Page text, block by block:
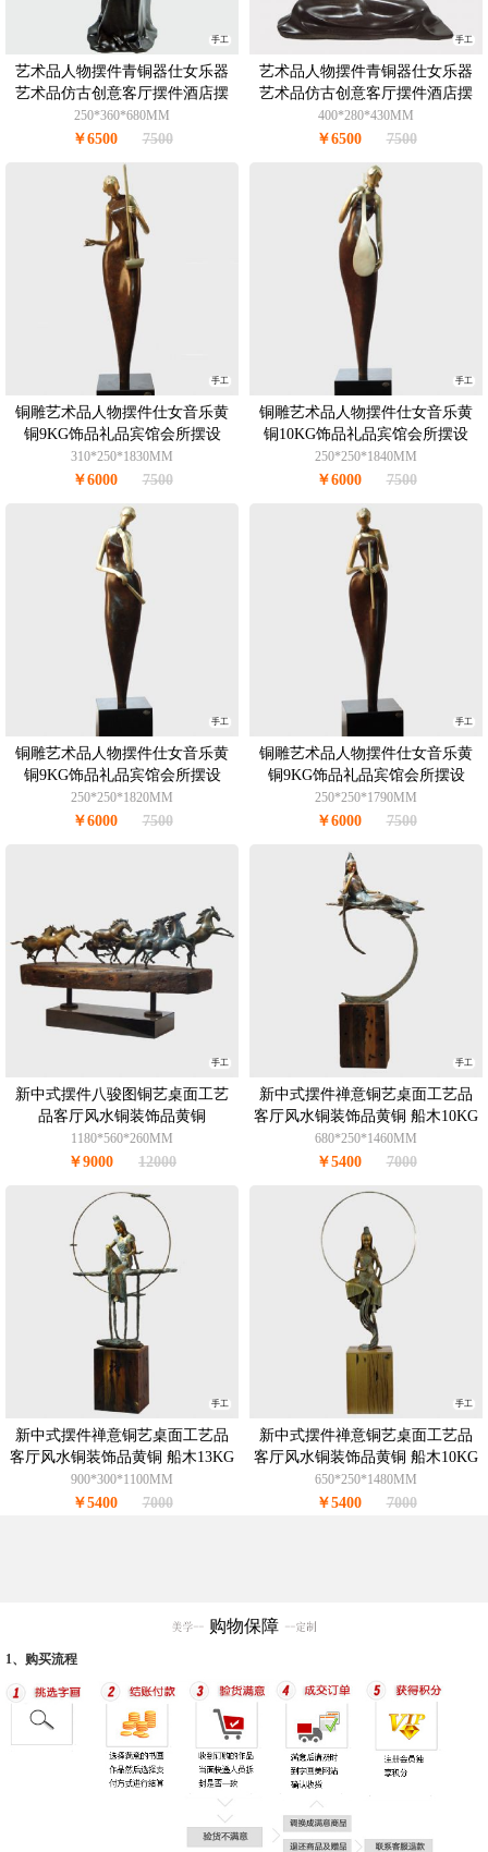
手工
艺术品人物摆件青铜器仕女乐器
艺术品仿古创意客厅摆件酒店摆
件办公室摆件青铜8.5KG
250*360*680MM
￥6500 7500
手工
艺术品人物摆件青铜器仕女乐器
艺术品仿古创意客厅摆件酒店摆
件办公室摆件青铜8.5KG
400*280*430MM
￥6500 7500
手工
铜雕艺术品人物摆件仕女音乐黄
铜9KG饰品礼品宾馆会所摆设
310*250*1830MM
￥6000 7500
手工
铜雕艺术品人物摆件仕女音乐黄
铜10KG饰品礼品宾馆会所摆设
250*250*1840MM
￥6000 7500
手工
铜雕艺术品人物摆件仕女音乐黄
铜9KG饰品礼品宾馆会所摆设
250*250*1820MM
￥6000 7500
手工
铜雕艺术品人物摆件仕女音乐黄
铜9KG饰品礼品宾馆会所摆设
250*250*1790MM
￥6000 7500
手工
新中式摆件八骏图铜艺桌面工艺
品客厅风水铜装饰品黄铜
1180*560*260MM
￥9000 12000
手工
新中式摆件禅意铜艺桌面工艺品
客厅风水铜装饰品黄铜 船木10KG
680*250*1460MM
￥5400 7000
手工
新中式摆件禅意铜艺桌面工艺品
客厅风水铜装饰品黄铜 船木13KG
900*300*1100MM
￥5400 7000
手工
新中式摆件禅意铜艺桌面工艺品
客厅风水铜装饰品黄铜 船木10KG
650*250*1480MM
￥5400 7000
购物保障
1、购买流程